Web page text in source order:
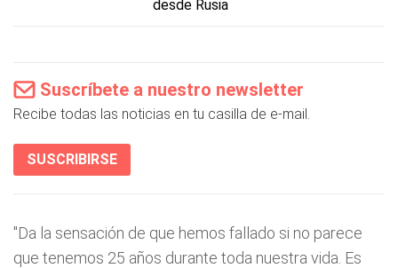
desde Rusia
Suscríbete a nuestro newsletter
Recibe todas las noticias en tu casilla de e-mail.
SUSCRIBIRSE
"Da la sensación de que hemos fallado si no parece
que tenemos 25 años durante toda nuestra vida. Es